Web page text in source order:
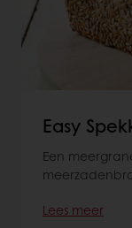
Easy
Een
Lees meer